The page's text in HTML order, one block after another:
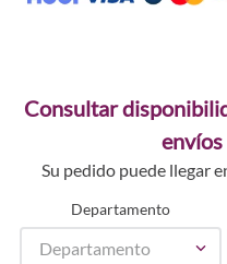
Consultar
envíos
Su pedido puede llegar
Departamento
Departamento